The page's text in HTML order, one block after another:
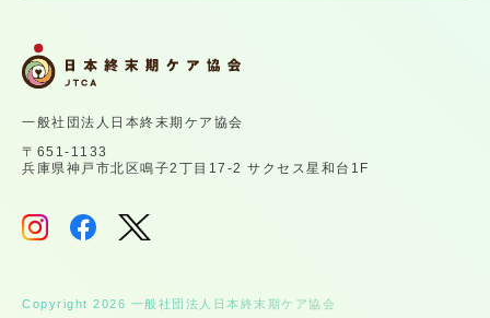
一般社団法人日本終末期ケア協会
〒651-1133
兵庫県神戸市北区鳴子2丁目17-2 サクセス星和台1F
Copyright 2026 一般社団法人日本終末期ケア協会